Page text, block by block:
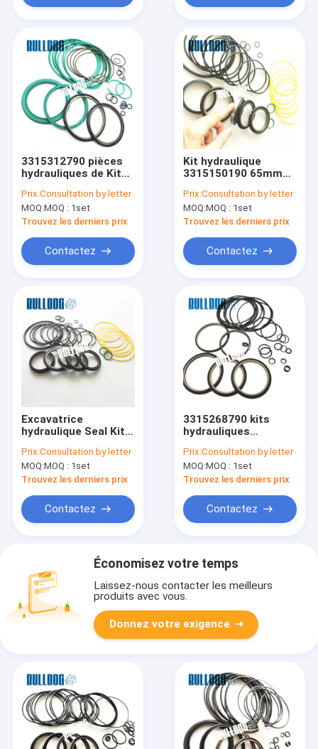
3315312790 pièces
hydrauliques de Kit
de joint de briseur
Prix:Consultation by letter
MOQ:MOQ : 1set
Trouvez les derniers prix
Contactez
Kit hydraulique
3315150190 65mm
roche du
BOULEDOGUE
SBC410
Prix:Consultation by letter
MOQ:MOQ : 1set
Trouvez les derniers prix
Contactez
Excavatrice
hydraulique Seal Kits
marteau 3315 1501
90 pour l'atlas Copco
SBC410
Prix:Consultation by letter
MOQ:MOQ : 1set
Trouvez les derniers prix
Contactez
3315268790 kits
hydrauliques
joint de briseur ont
adapté l'atlas Copco
SB450
Prix:Consultation by letter
MOQ:MOQ : 1set
Trouvez les derniers prix
Contactez
Économisez votre temps
Laissez-nous contacter les meilleurs
produits avec vous.
Donnez votre exigence